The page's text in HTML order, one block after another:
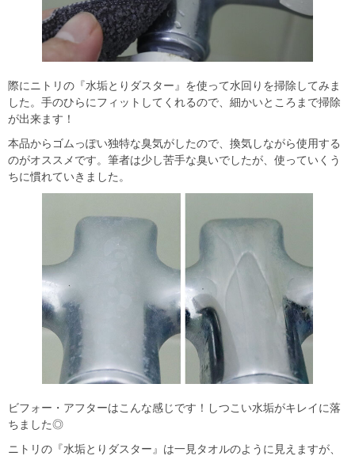
際にニトリの『水垢とりダスター』を使って水回りを掃除してみま
した。手のひらにフィットしてくれるので、細かいところまで掃除
が出来ます！
本品からゴムっぽい独特な臭気がしたので、換気しながら使用する
のがオススメです。筆者は少し苦手な臭いでしたが、使っていくう
ちに慣れていきました。
ビフォー・アフターはこんな感じです！しつこい水垢がキレイに落
ちました◎
ニトリの『水垢とりダスター』は一見タオルのように見えますが、